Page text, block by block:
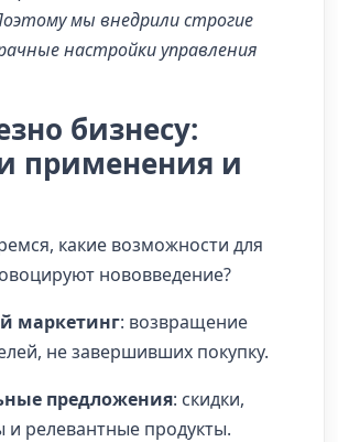
мы внедрили строгие
настройки управления
бизнесу:
применения и
какие возможности для
нововведение?
маркетинг: возвращение
не завершивших покупку.
предложения: скидки,
релевантные продукты.